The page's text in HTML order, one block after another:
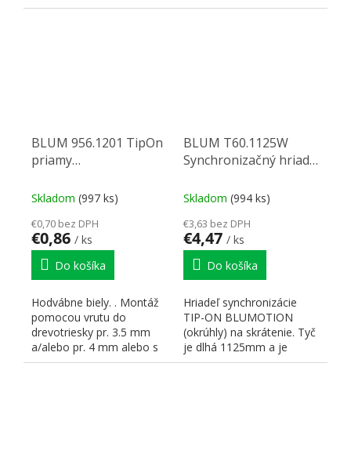
podložky: skrutka 173
závesmi, tak aj so
BLUM 956.1201 TipOn
priamy
Skladom (997 ks)
€0,70 bez DPH
€0,86 / ks
Do košíka
Hodvábne biely. . Montáž
pomocou vrutu do
drevotriesky pr. 3.5 mm
a/alebo pr. 4 mm alebo s
pomocou euroskrutku ....
BLUM T60.1125W
Synchronizačný hriadeľ
Skladom (994 ks)
€3,63 bez DPH
€4,47 / ks
Do košíka
Hriadeľ synchronizácie
TIP-ON BLUMOTION
(okrúhly) na skrátenie. Tyč
je dlhá 1125mm a je
vhodná na vonkajšiu